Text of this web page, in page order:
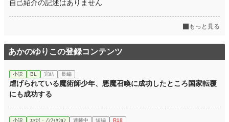
自己紹介の記述はありません
もっと見る
あかのゆりこの登録コンテンツ
小説 BL 完結 長編
虐げられている魔術師少年、悪魔召喚に成功したところ国家転覆
にも成功する
小説 ｴｯｾｲ・ﾉﾝﾌｨｸｼｮﾝ 連載中 短編 R18